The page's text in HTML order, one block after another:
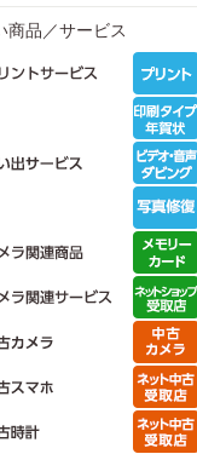
商品／サービス